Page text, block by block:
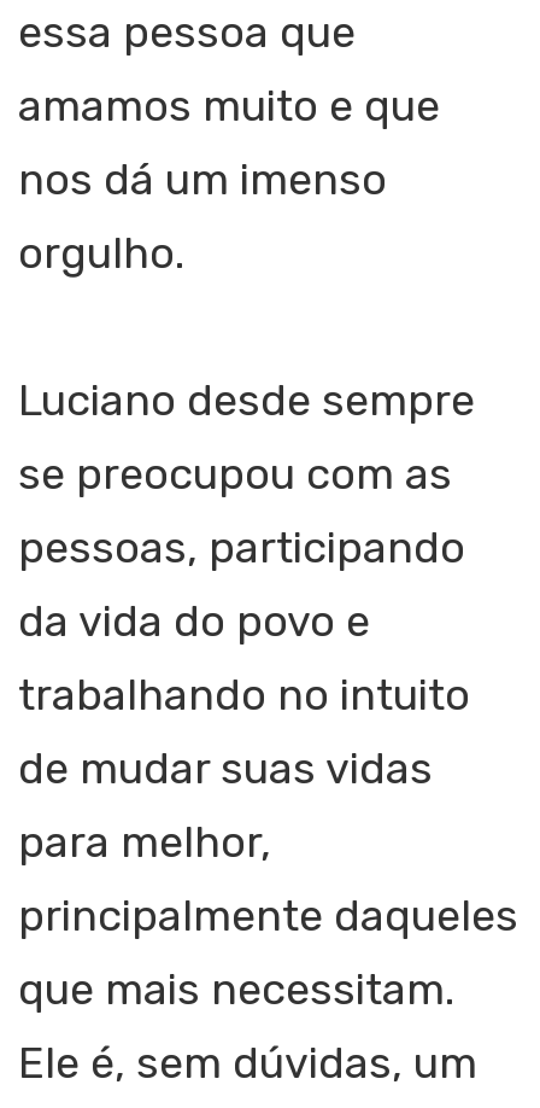
essa pessoa que
amamos muito e que
nos dá um imenso
orgulho.
Luciano desde sempre
se preocupou com as
pessoas, participando
da vida do povo e
trabalhando no intuito
de mudar suas vidas
para melhor,
principalmente daqueles
que mais necessitam.
Ele é, sem dúvidas, um